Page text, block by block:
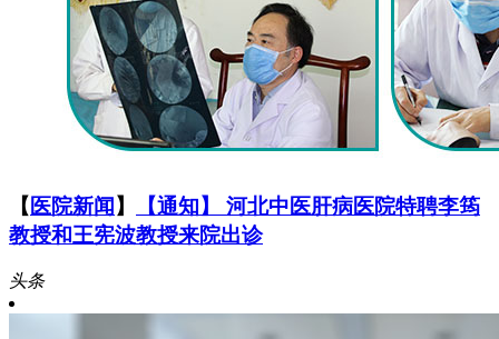
【 医院新闻】
【通知】 河北中医肝病医院特聘李筠
教授和王宪波教授来院出诊
头条